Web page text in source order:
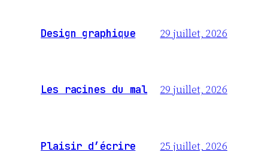
Design graphique 29 juillet, 2026
Les racines du mal 29 juillet, 2026
Plaisir d’écrire 25 juillet, 2026